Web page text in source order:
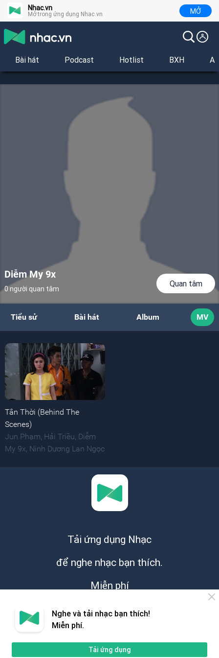
Nhac.vn
Mở trong ứng dụng Nhac.vn MỞ
Bài hát Podcast Hotlist BXH
Diễm My 9x
0 người quan tâm
Quan tâm
Tiểu sử Bài hát Album MV
Tân Thời (Behind The
Scenes)
Jun Phạm Hải Triều Diễm
My 9x Ninh Dương Lan Ngọc
Tải ứng dụng Nhạc
để nghe nhạc bạn thích.
Miễn phí
Hỗ trợ
Nghe và tải nhạc bạn thích!
Miễn phí.
Tải ứng dụng